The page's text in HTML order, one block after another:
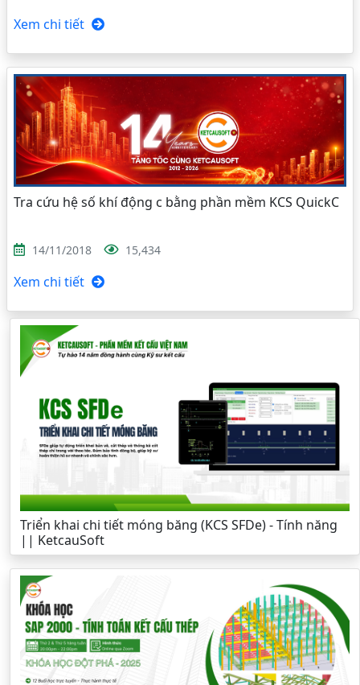
Xem chi tiết
Tra cứu hệ số khí động c bằng phần mềm KCS QuickC
14/11/2018 15,434
Xem chi tiết
Triển khai chi tiết móng băng (KCS SFDe) - Tính năng
|| KetcauSoft